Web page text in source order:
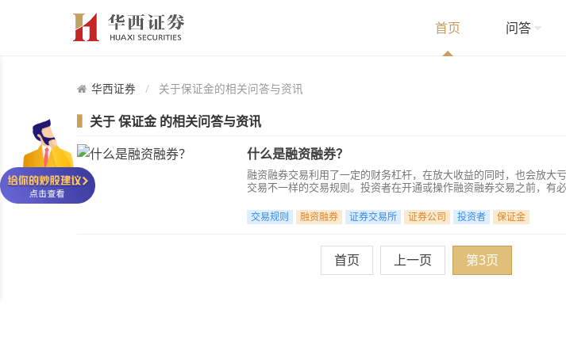
首页 问答
华西证券 关于保证金的相关问答与资讯
关于保证金 的相关问答与资讯
什么是融资融券？
融资融券交易利用了一定的财务杠杆，在放大收益的同时，也会放大
交易不一样的交易规则。投资者在开通或操作融资融券交易之前，有
交易规则 融资融券 证券交易所 证券公司 投资者 保证金
首页 上一页 第3页